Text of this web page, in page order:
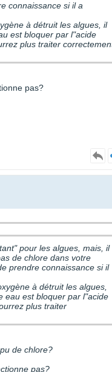
connaissance si il a
est bloquer par l"acide
plus traiter
pas?
pour les algues, mais, il
prendre connaissance si il
eau est bloquer par l"acide
plus traiter
de chlore?
pas?